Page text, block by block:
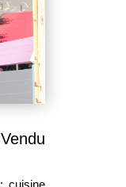
Vendu